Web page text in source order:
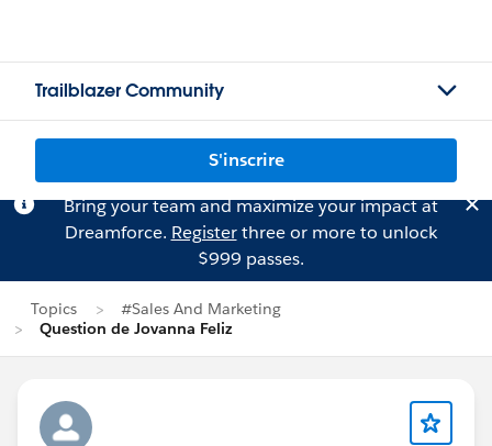
Trailblazer Community
S'inscrire
Bring your team and maximize your impact at
Dreamforce. Registerthree or more to unlock
$999 passes.
Topics
#Sales And Marketing
Question de Jovanna Feliz